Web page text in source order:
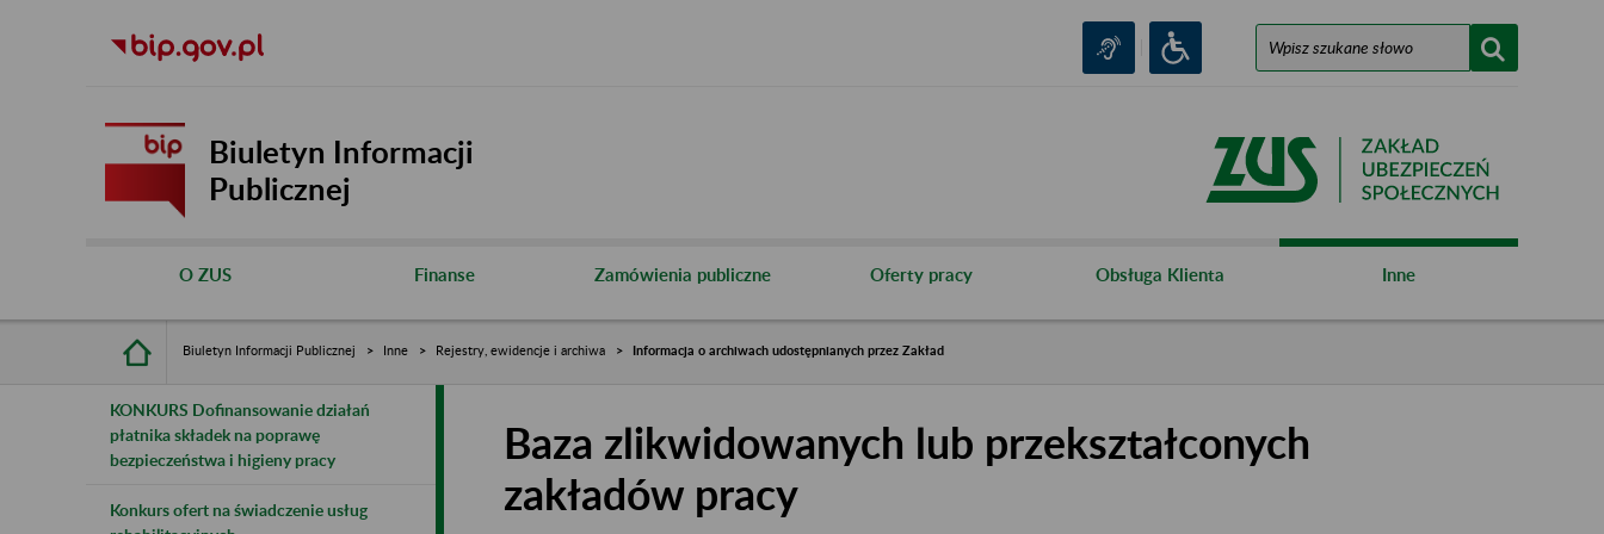
Biuletyn Informacji
Publicznej
O ZUS Finanse Zamówienia publiczne Oferty pracy Obsługa Klienta Inne
Biuletyn Informacji Publicznej Inne Rejestry, ewidencje i archiwa Informacja o archiwach udostępnianych przez Zakład
KONKURS Dofinansowanie działań
płatnika składek na poprawę
bezpieczeństwa i higieny pracy
Konkurs ofert na świadczenie usług
Baza zlikwidowanych lub przekształconych
zakładów pracy